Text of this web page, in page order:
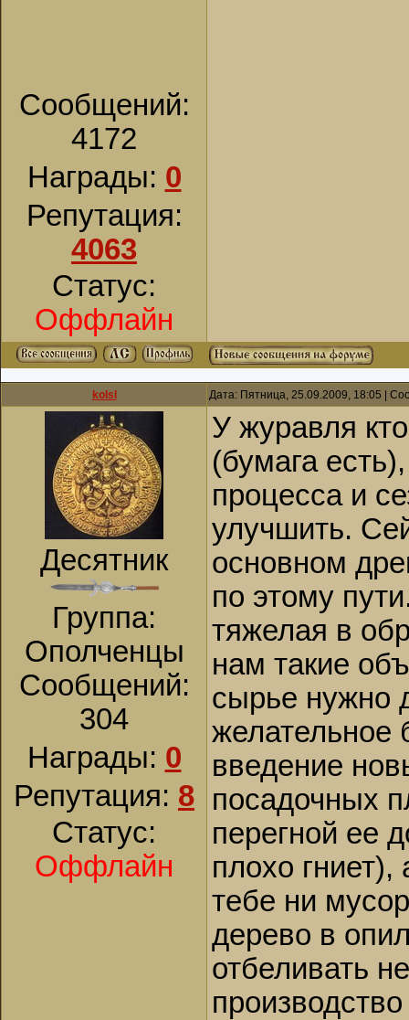
Сообщений:
4172
Награды: 0
Репутация:
4063
Статус:
Оффлайн
kolsl Дата: Пятница, 25.09.2009, 18:05 |
Десятник
Группа:
Ополченцы
Сообщений:
304
Награды: 0
Репутация: 8
Статус:
Оффлайн
У журавля
(бумага
процесса и
улучшить.
основном
по этому
тяжелая в
нам такие
сырье нужно
желательное
введение
посадочных
перегной ее
плохо
тебе ни
дерево в
отбеливать